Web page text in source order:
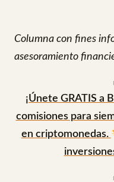
Columna con fines
asesoramiento
¡Únete GRATIS a
comisiones para
en criptomonedas.